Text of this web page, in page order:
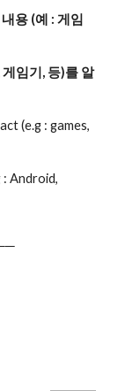
용 (예 : 게임
임기, 등)를 알
(e.g : games,
: